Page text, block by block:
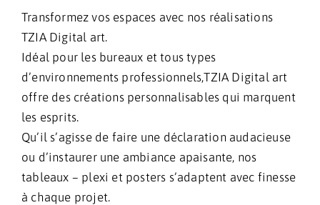
Transformez vos espaces avec nos réalisations
TZIA Digital art.
Idéal pour les bureaux et tous types
d’environnements professionnels,TZIA Digital art
offre des créations personnalisables qui marquent
les esprits.
Qu’il s’agisse de faire une déclaration audacieuse
ou d’instaurer une ambiance apaisante, nos
tableaux – plexi et posters s’adaptent avec finesse
à chaque projet.